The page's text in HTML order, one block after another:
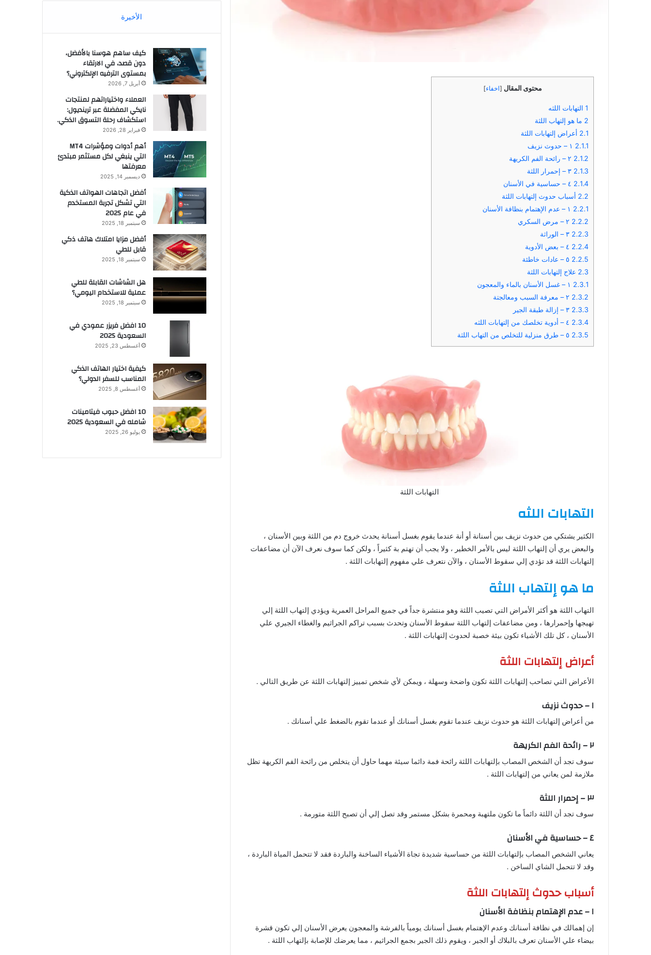
محتوى المقال [اخفاء]
1 التهابات اللثه
2 ما هو إلتهاب اللثة
2.1 أعراض إلتهابات اللثة
2.1.1
2.1.2
2.1.3
2.1.4
2.2 أسباب حدوث إلتهابات اللثة
2.2.1
2.2.2
2.2.3
2.2.4
2.2.5
2.3 علاج إلتهابات اللثة
2.3.1
2.3.2
2.3.3
2.3.4
2.3.5
التهابات اللثة
التهابات اللثه
الكثير يشتكي من حدوث نزيف بين أسنانة أو أنة عندما يقوم بغسل أسنانة يحدث خروج دم من اللثة وبين الأسنان ،
والبعض يري أن إلتهاب اللثة ليس بالأمر الخطير ، ولا يجب أن تهتم بة كثيراً ، ولكن كما سوف نعرف الآن أن مضاعفات
إلتهابات اللثة قد تؤدي إلي سقوط الأسنان ، والآن نتعرف علي مفهوم إلتهابات اللثة .
ما هو إلتهاب اللثة
التهاب اللثة هو أكثر الأمراض التي تصيب اللثة وهو منتشرة جداً في جميع المراحل العمرية ويؤدي إلتهاب اللثة إلي
تهيجها وإحمرارها ، ومن مضاعفات إلتهاب اللثة سقوط الأسنان وتحدث بسبب تراكم الجراثيم والغطاء الجيري علي
الأسنان ، كل تلك الأشياء تكون بيئة خصبة لحدوث إلتهابات اللثة .
أعراض إلتهابات اللثة
الأعراض التي تصاحب إلتهابات اللثة تكون واضحة وسهلة ، ويمكن لأي شخص تمييز إلتهابات اللثة عن طريق التالي .
١ – حدوث نزيف
من أعراض إلتهابات اللثة هو حدوث نزيف عندما تقوم بغسل أسنانك أو عندما تقوم بالضغط علي أسنانك .
٢ – رائحة الفم الكريهة
سوف تجد أن الشخص المصاب بإلتهابات اللثة رائحة فمة دائما سيئة مهما حاول أن يتخلص من رائحة الفم الكريهة تظل
ملازمة لمن يعاني من إلتهابات اللثة .
٣ – إحمرار اللثة
سوف تجد أن اللثة دائماً ما تكون ملتهبة ومحمرة بشكل مستمر وقد تصل إلي أن تصبح اللثة متورمة .
٤ – حساسية في الأسنان
يعاني الشخص المصاب بإلتهابات اللثة من حساسية شديدة تجاة الأشياء الساخنة والباردة فقد لا تتحمل المياة الباردة ،
وقد لا تتحمل الشاي الساخن .
أسباب حدوث إلتهابات اللثة
١ – عدم الإهتمام بنظافة الأسنان
إن إهمالك في نظافة أسنانك وعدم الإهتمام بغسل أسنانك يومياً بالفرشة والمعجون يعرض الأسنان إلي تكون قشرة
بيضاء علي الأسنان تعرف بالبلاك أو الجير ، ويقوم ذلك الجير بجمع الجراثيم ، مما يعرضك للإصابة بإلتهاب اللثة .
الأخيرة
كيف ساهم هوسنا بالأفضل،
دون قصد، في الارتقاء
بمستوى الترفيه الإلكتروني؟
أبريل 7, 2026
العملاء واختياراتهم لمنتجات
نايكي المفضلة عبر ترينديول:
استكشاف رحلة التسوق الذكي.
فبراير 28, 2026
أهم أدوات ومؤشرات MT4
التي ينبغي لكل مستثمر مبتدئ
معرفتها
ديسمبر 14, 2025
أفضل اتجاهات الهواتف الذكية
التي تشكل تجربة المستخدم
في عام 2025
سبتمبر 18, 2025
أفضل مزايا امتلاك هاتف ذكي
قابل للطي
سبتمبر 18, 2025
هل الشاشات القابلة للطي
عملية للاستخدام اليومي؟
سبتمبر 18, 2025
10 افضل فريزر عمودي​ في
السعودية​ 2025
أغسطس 23, 2025
كيفية اختيار الهاتف الذكي
المناسب للسفر الدولي؟
أغسطس 8, 2025
10 افضل حبوب فيتامينات
شامله​ في السعودية 2025
يوليو 26, 2025